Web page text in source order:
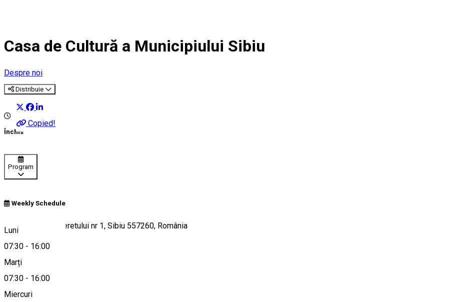
Casa de Cultură a Municipiului Sibiu
Despre noi
Distribuie
Copied!
Închis
Program
Weekly Schedule
Luni
07:30 - 16:00
Marți
07:30 - 16:00
Miercuri
Strada Parcul Tineretului nr 1, Sibiu 557260, România
Hartă